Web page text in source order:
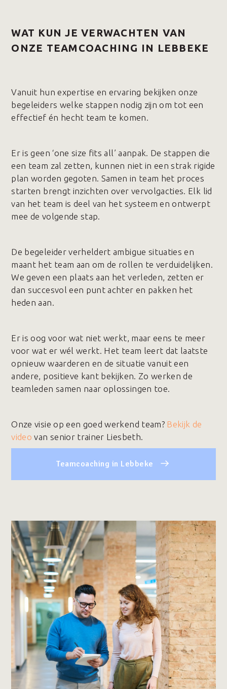
WAT KUN JE VERWACHTEN VAN
ONZE TEAMCOACHING IN LEBBEKE
Vanuit hun expertise en ervaring bekijken onze
begeleiders welke stappen nodig zijn om tot een
effectief én hecht team te komen.
Er is geen ‘one size fits all’ aanpak. De stappen die
een team zal zetten, kunnen niet in een strak rigide
plan worden gegoten. Samen in team het proces
starten brengt inzichten over vervolgacties. Elk lid
van het team is deel van het systeem en ontwerpt
mee de volgende stap.
De begeleider verheldert ambigue situaties en
maant het team aan om de rollen te verduidelijken.
We geven een plaats aan het verleden, zetten er
dan succesvol een punt achter en pakken het
heden aan.
Er is oog voor wat niet werkt, maar eens te meer
voor wat er wél werkt. Het team leert dat laatste
opnieuw waarderen en de situatie vanuit een
andere, positieve kant bekijken. Zo werken de
teamleden samen naar oplossingen toe.
Onze visie op een goed werkend team? Bekijk de
video van senior trainer Liesbeth.
Teamcoaching in Lebbeke